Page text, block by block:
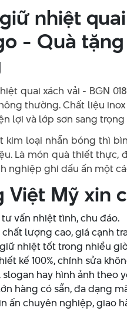
nhiệt
- Quà
quai xách vải - BGN
thường. Chất liệu
lợi và lớp sơn sang
kim loại nhẵn bóng thì
Là món quà thiết thực,
nghiệp ghi dấu ấn một
Việt Mỹ xin
vấn nhiệt tình, chu đáo.
lượng cao, giá cạnh
nhiệt tốt trong nhiều
kế 100%, chỉnh sửa
slogan hay hình ảnh theo
hàng có sẵn, đa dạng
ấn chuyên nghiệp, giao